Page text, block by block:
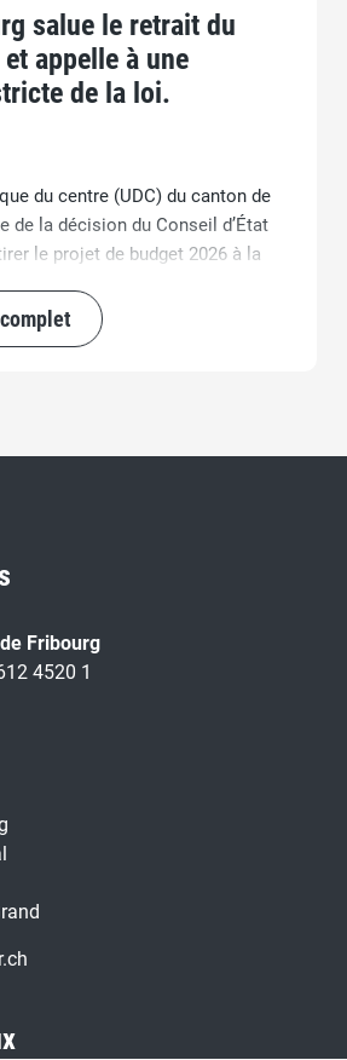
salue le retrait du
appelle à une
de la loi.
du centre (UDC) du canton de
de la décision du Conseil d’État
le projet de budget 2026 à la
finances de l’État (LAFE). Ce
responsable et justifiée selon
Fribourg
4520 1